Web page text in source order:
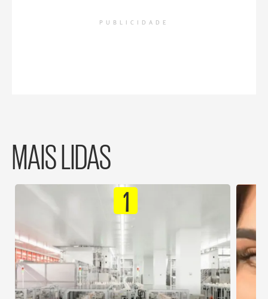
PUBLICIDADE
MAIS LIDAS
1